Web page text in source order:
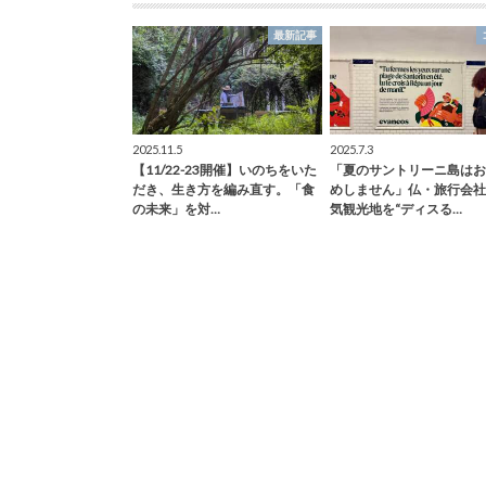
最新記事
2025.11.5
【11/22-23開催】いのちをいた
だき、生き方を編み直す。「食
の未来」を対…
2025.7.3
「夏のサントリーニ島は
めしません」仏・旅行会
気観光地を“ディスる…